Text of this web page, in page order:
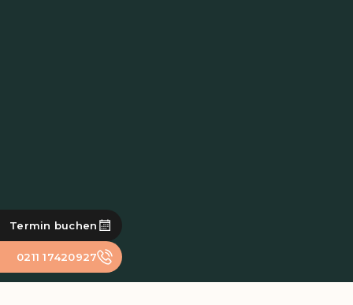
Termin buchen
0211 17420927